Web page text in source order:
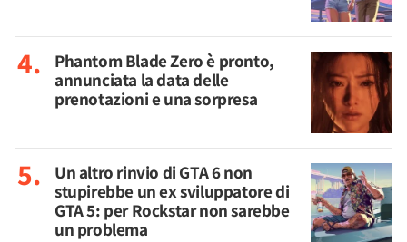
Phantom Blade Zero è pronto,
annunciata la data delle
prenotazioni e una sorpresa
Un altro rinvio di GTA 6 non
stupirebbe un ex sviluppatore di
GTA 5: per Rockstar non sarebbe
un problema